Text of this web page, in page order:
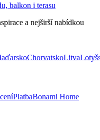
balkon i terasu
a nejširší nabídkou
ChorvatskoLitva
PlatbaBonami Home